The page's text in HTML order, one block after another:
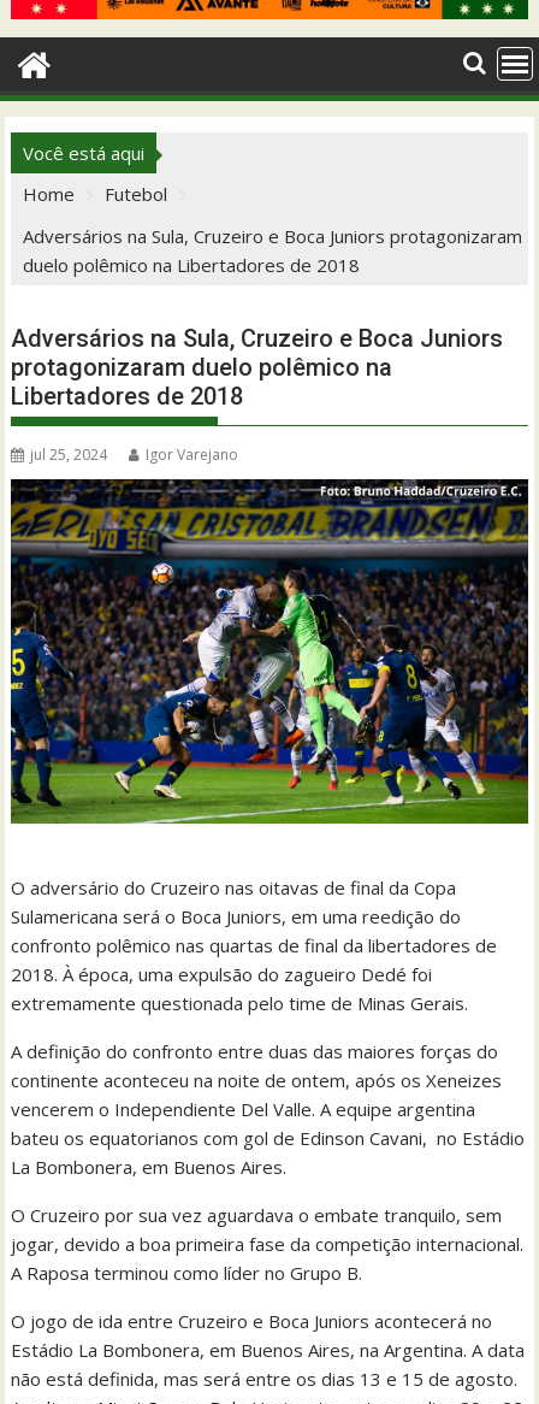
Você está aqui
Home
Futebol
Adversários na Sula, Cruzeiro e Boca Juniors protagonizaram
duelo polêmico na Libertadores de 2018
Adversários na Sula, Cruzeiro e Boca Juniors
protagonizaram duelo polêmico na
Libertadores de 2018
jul 25, 2024 Igor Varejano
O adversário do Cruzeiro nas oitavas de final da Copa
Sulamericana será o Boca Juniors, em uma reedição do
confronto polêmico nas quartas de final da libertadores de
2018. À época, uma expulsão do zagueiro Dedé foi
extremamente questionada pelo time de Minas Gerais.
A definição do confronto entre duas das maiores forças do
continente aconteceu na noite de ontem, após os Xeneizes
vencerem o Independiente Del Valle. A equipe argentina
bateu os equatorianos com gol de Edinson Cavani, no Estádio
La Bombonera, em Buenos Aires.
O Cruzeiro por sua vez aguardava o embate tranquilo, sem
jogar, devido a boa primeira fase da competição internacional.
A Raposa terminou como líder no Grupo B.
O jogo de ida entre Cruzeiro e Boca Juniors acontecerá no
Estádio La Bombonera, em Buenos Aires, na Argentina. A data
não está definida, mas será entre os dias 13 e 15 de agosto.